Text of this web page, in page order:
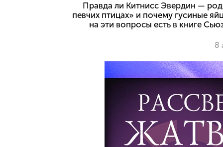
Правда ли Китнисс Эвердин —
певчих птицах» и почему гусиные
на эти вопросы есть в книге
8